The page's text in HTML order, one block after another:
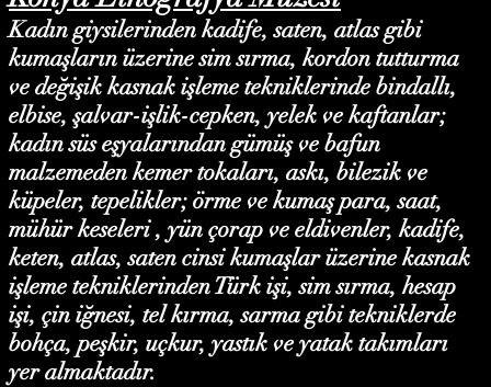
Kadın giysilerinden kadife, saten, atlas gibi
kumaşların üzerine sim sırma, kordon tutturma
ve değişik kasnak işleme tekniklerinde bindallı,
elbise, şalvar-işlik-cepken, yelek ve kaftanlar;
kadın süs eşyalarından gümüş ve bafun
malzemeden kemer tokaları, askı, bilezik ve
küpeler, tepelikler; örme ve kumaş para, saat,
mühür keseleri , yün çorap ve eldivenler, kadife,
keten, atlas, saten cinsi kumaşlar üzerine kasnak
işleme tekniklerinden Türk işi, sim sırma, hesap
işi, çin iğnesi, tel kırma, sarma gibi tekniklerde
bohça, peşkir, uçkur, yastık ve yatak takımları
yer almaktadır.